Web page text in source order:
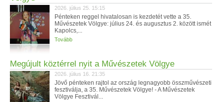
2026. július 25. 15:15
Pénteken reggel hivatalosan is kezdetét vette a 35.
Művészetek Völgye: július 24. és augusztus 2. között ismét
Kapolcs,...
Tovább
Megújult köztérrel nyit a Művészetek Völgye
2026. július 16. 21:35
Jövő pénteken rajtol az ország legnagyobb összművészeti
fesztiválja, a 35. Művészetek Völgye! - A Művészetek
Völgye Fesztivál...